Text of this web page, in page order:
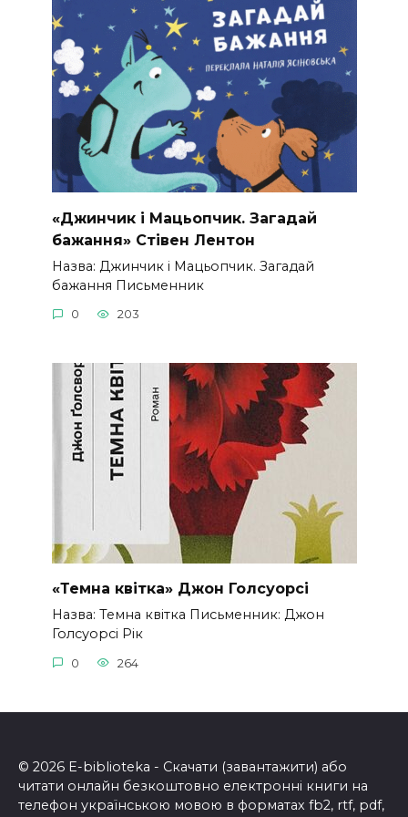
«Джинчик і Мацьопчик. Загадай
бажання» Стівен Лентон
Назва: Джинчик і Мацьопчик. Загадай
бажання Письменник
0 203
«Темна квітка» Джон Голсуорсі
Назва: Темна квітка Письменник: Джон
Голсуорсі Рік
0 264
© 2026 E-biblioteka - Скачати (завантажити) або
читати онлайн безкоштовно електронні книги на
телефон українською мовою в форматах fb2, rtf, pdf,